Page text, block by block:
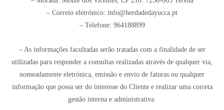
– Correio eletrónico: info@herdadedayucca.pt
– Telefone: 964188899
– As informações facultadas serão tratadas com a finalidade de ser
utilizadas para responder a consultas realizadas através de qualquer via,
nomeadamente eletrónica, emissão e envio de faturas ou qualquer
informação que possa ser do interesse do Cliente e realizar uma correta
gestão interna e administrativa.